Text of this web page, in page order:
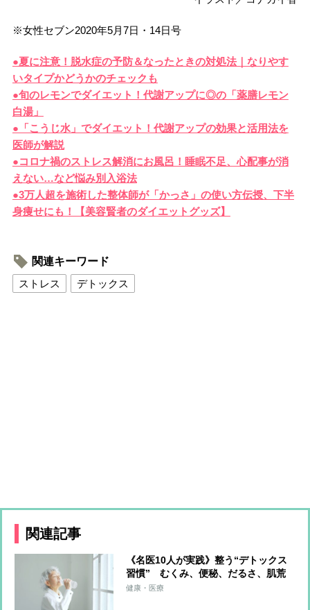
※女性セブン2020年5月7日・14日号
●夏に注意！脱水症の予防＆なったときの対処法｜なりやす
いタイプかどうかのチェックも
●旬のレモンでダイエット！代謝アップに◎の「薬膳レモン
白湯」
●「こうじ水」でダイエット！代謝アップの効果と活用法を
医師が解説
●コロナ禍のストレス解消にお風呂！睡眠不足、心配事が消
えない…など悩み別入浴法
●3万人超を施術した整体師が「かっさ」の使い方伝授、下半
身痩せにも！【美容賢者のダイエットグッズ】
関連キーワード
ストレス
デトックス
関連記事
《名医10人が実践》整う“デトックス
習慣” むくみ、便秘、だるさ、肌荒
れを一掃する食・運動・入浴・生活習
健康・医療